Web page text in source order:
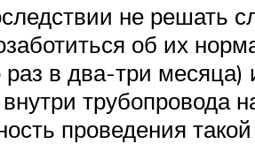
не решать
об их
раз в два-три
внутри трубопровода
проведения